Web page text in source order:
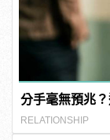
分手毫無預兆
RELATIONSHIP